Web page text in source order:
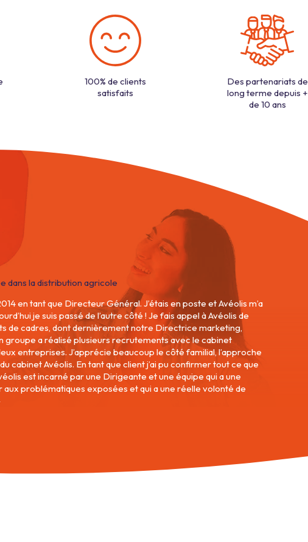
100% de clients
satisfaits
Des partenariats de
long terme depuis +
de 10 ans
dans la distribution agricole
en tant que Directeur Général. J’étais en poste et Avéolis m’a
je suis passé de l’autre côté ! Je fais appel à Avéolis de
de cadres, dont dernièrement notre Directrice marketing,
groupe a réalisé plusieurs recrutements avec le cabinet
entreprises. J’apprécie beaucoup le côté familial, l’approche
cabinet Avéolis. En tant que client j’ai pu confirmer tout ce que
est incarné par une Dirigeante et une équipe qui a une
aux problématiques exposées et qui a une réelle volonté de